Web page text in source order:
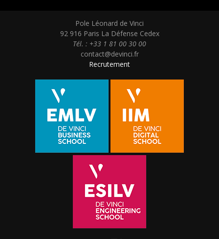
Pole Léonard de Vinci
92 916 Paris La Défense Cedex
Tél. : +33 1 81 00 30 00
contact@devinci.fr
Recrutement